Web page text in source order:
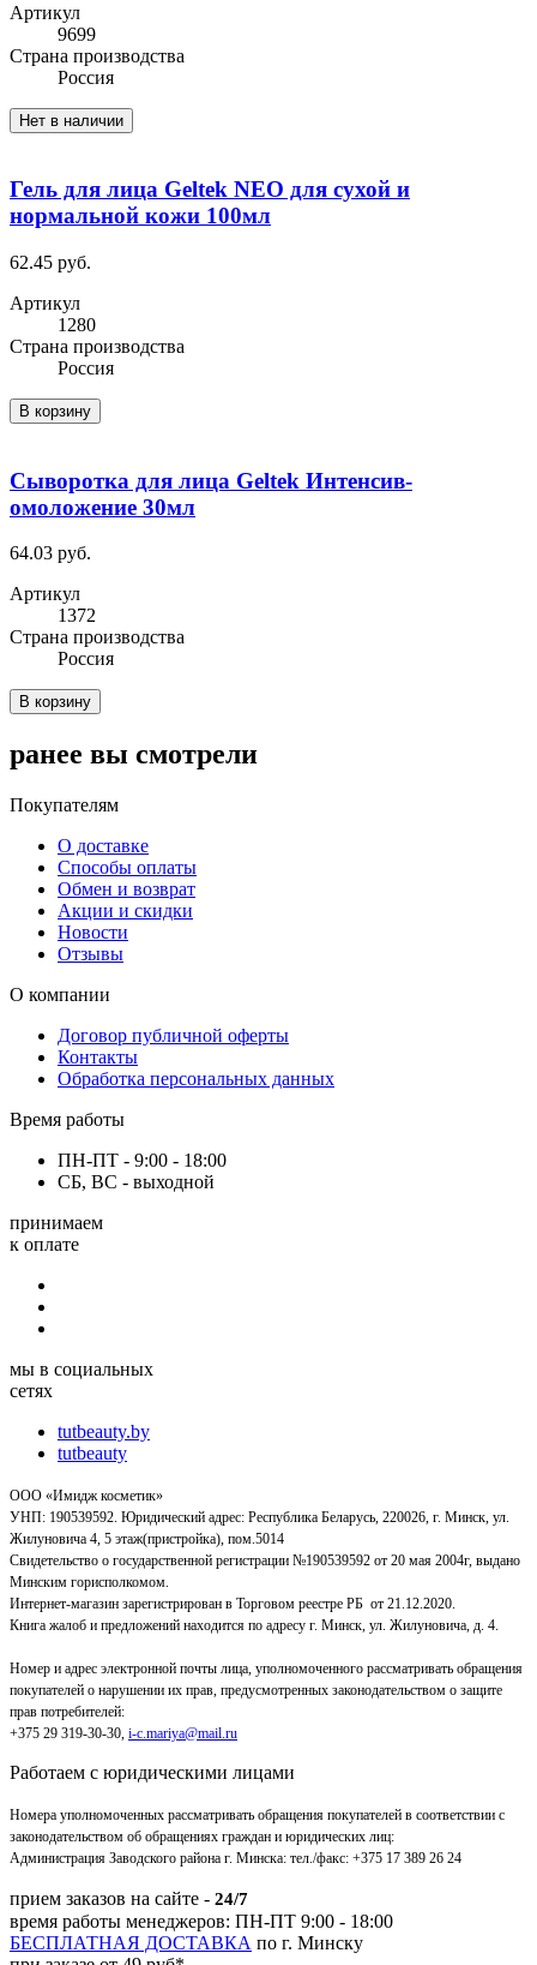
Артикул
9699
Cтрана производства
Россия
Нет в наличии
Гель для лица Geltek NEO для сухой и
нормальной кожи 100мл
62.45 руб.
Артикул
1280
Cтрана производства
Россия
В корзину
Сыворотка для лица Geltek Интенсив-
омоложение 30мл
64.03 руб.
Артикул
1372
Cтрана производства
Россия
В корзину
ранее вы смотрели
Покупателям
О доставке
Способы оплаты
Обмен и возврат
Акции и скидки
Новости
Отзывы
О компании
Договор публичной оферты
Контакты
Обработка персональных данных
Время работы
ПН-ПТ - 9:00 - 18:00
СБ, ВС - выходной
принимаем
к оплате
мы в социальных
сетях
tutbeauty.by
tutbeauty
ООО «Имидж косметик»
УНП: 190539592. Юридический адрес: Республика Беларусь, 220026, г. Минск, ул.
Жилуновича 4, 5 этаж(пристройка), пом.5014
Свидетельство о государственной регистрации №190539592 от 20 мая 2004г, выдано
Минским горисполкомом.
Интернет-магазин зарегистрирован в Торговом реестре РБ от 21.12.2020.
Книга жалоб и предложений находится по адресу г. Минск, ул. Жилуновича, д. 4.
Номер и адрес электронной почты лица, уполномоченного рассматривать обращения
покупателей о нарушении их прав, предусмотренных законодательством о защите
прав потребителей:
+375 29 319-30-30, i-c.mariya@mail.ru
Работаем с юридическими лицами
Номера уполномоченных рассматривать обращения покупателей в соответствии с
законодательством об обращениях граждан и юридических лиц:
Администрация Заводского района г. Минска: тел./факс: +375 17 389 26 24
прием заказов на сайте - 24/7
время работы менеджеров: ПН-ПТ 9:00 - 18:00
БЕСПЛАТНАЯ ДОСТАВКА по г. Минску